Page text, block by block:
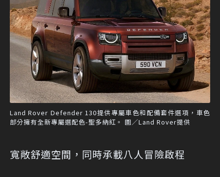
Land Rover Defender 130提供專屬車色和配備套件選項，車色
部分擁有全新專屬選配色-聖多納紅。 圖／Land Rover提供
寬敞舒適空間，同時承載八人冒險啟程